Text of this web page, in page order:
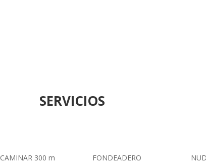
SERVICIOS
CAMINAR 300 m FONDEADERO